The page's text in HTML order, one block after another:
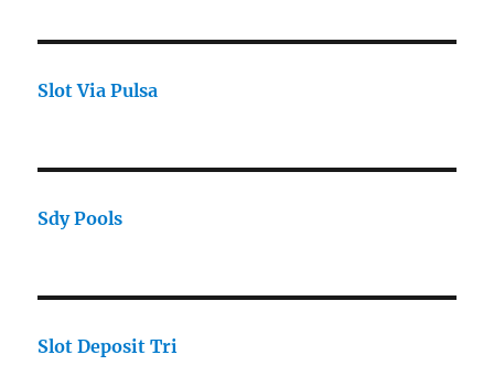
Slot Via Pulsa
Sdy Pools
Slot Deposit Tri